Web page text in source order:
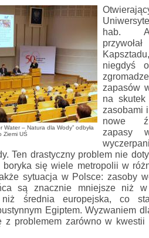
Water – Natura dla Wody” odbyła
Ziemi UŚ
hab.
niegdyś
zapasów
na skutek
zasobami
nowe
zapasy
Ten drastyczny problem nie
boryka się wiele metropolii w
sytuacja w Polsce: zasoby
są znacznie mniejsze niż
niż średnia europejska, co
Egiptem. Wyzwaniem
z problemem zarówno w